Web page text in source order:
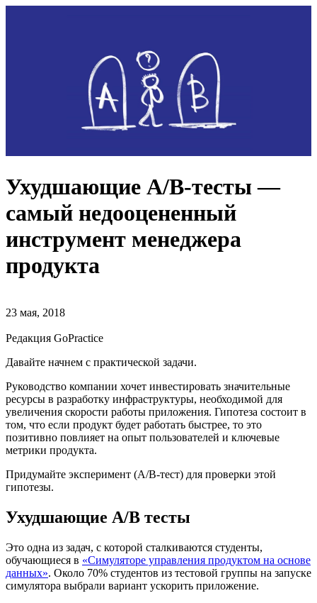
Ухудшающие A/B-тесты —
самый недооцененный
инструмент менеджера
продукта
23 мая, 2018
Редакция GoPractice
Давайте начнем с практической задачи.
Руководство компании хочет инвестировать значительные
ресурсы в разработку инфраструктуры, необходимой для
увеличения скорости работы приложения. Гипотеза состоит в
том, что если продукт будет работать быстрее, то это
позитивно повлияет на опыт пользователей и ключевые
метрики продукта.
Придумайте эксперимент (A/B-тест) для проверки этой
гипотезы.
Ухудшающие A/B тесты
Это одна из задач, с которой сталкиваются студенты,
обучающиеся в «Симуляторе управления продуктом на основе
данных». Около 70% студентов из тестовой группы на запуске
симулятора выбрали вариант ускорить приложение.